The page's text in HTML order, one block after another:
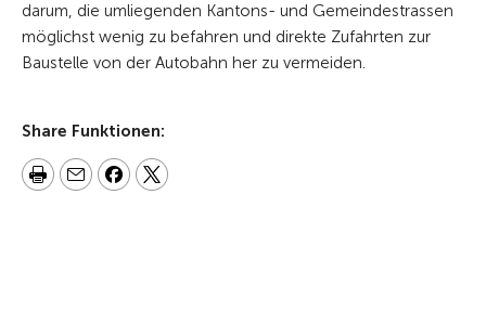
darum, die umliegenden Kantons- und Gemeindestrassen
möglichst wenig zu befahren und direkte Zufahrten zur
Baustelle von der Autobahn her zu vermeiden.
Share Funktionen: